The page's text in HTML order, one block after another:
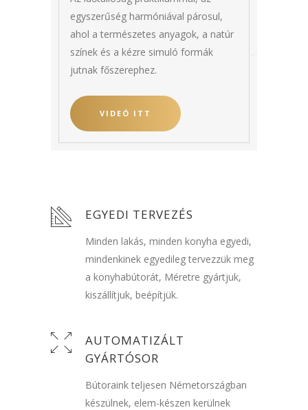
egyszerűség harmóniával párosul,
ahol a természetes anyagok, a natúr
színek és a kézre simuló formák
jutnak főszerephez.
VIDEÓ ITT
EGYEDI TERVEZÉS
Minden lakás, minden konyha egyedi,
mindenkinek egyedileg tervezzük meg
a konyhabútorát, Méretre gyártjuk,
kiszállítjuk, beépítjük.
AUTOMATIZÁLT
GYÁRTÓSOR
Bútoraink teljesen Németországban
készülnek, elem-készen kerülnek